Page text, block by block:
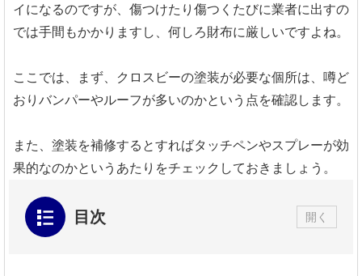
イになるのですが、傷つけたり傷つくたびに業者に出すの
では手間もかかりますし、何しろ財布に厳しいですよね。
ここでは、まず、クロスビーの塗装が必要な個所は、噂ど
おりバンパーやルーフが多いのかという点を確認します。
また、塗装を補修するとすればタッチペンやスプレーが効
果的なのかというあたりをチェックしておきましょう。
目次 開く